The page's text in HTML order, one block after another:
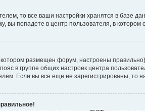
то все ваши настройки хранятся в базе
вы попадете в центр пользователя, в котором
размещен форум, настроены
в группе общих настроек центра
Если вы все еще не зарегистрированы, то